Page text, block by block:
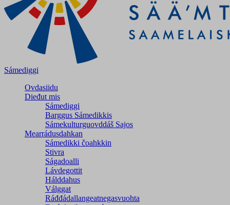
Sámediggi
Ovdasiidu
Dieđut mis
Sámediggi
Barggus Sámedikkis
Sámekulturguovddáš Sajos
Mearrádusdahkan
Sámedikki čoahkkin
Stivra
Ságadoalli
Lávdegottit
Hálddahus
Válggat
Ráđđádallangeatnegas­vuohta